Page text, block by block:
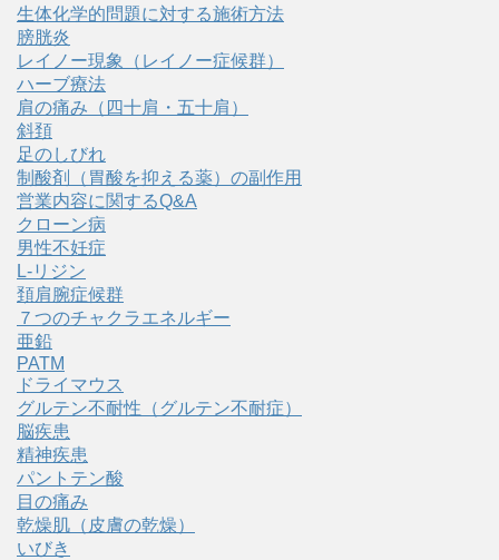
生体化学的問題に対する施術方法
膀胱炎
レイノー現象（レイノー症候群）
ハーブ療法
肩の痛み（四十肩・五十肩）
斜頚
足のしびれ
制酸剤（胃酸を抑える薬）の副作用
営業内容に関するQ&A
クローン病
男性不妊症
L-リジン
頚肩腕症候群
７つのチャクラエネルギー
亜鉛
PATM
ドライマウス
グルテン不耐性（グルテン不耐症）
脳疾患
精神疾患
パントテン酸
目の痛み
乾燥肌（皮膚の乾燥）
いびき